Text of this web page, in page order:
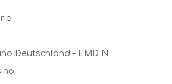
Deutschland – EMD N